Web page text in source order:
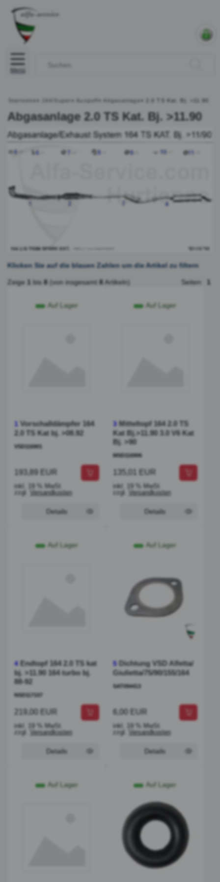
Menü
Startseite » 164/Super » Auspuff » Abgasanlage » 2.0 TS Kat. Bj. >11.90
Abgasanlage 2.0 TS Kat. Bj. >11.90
Klicken Sie auf die blauen Zahlen um die Artikel zu filtern
Zeige 1 bis 8 (von insgesamt 8 Artikeln) Seiten: 1
Auf Lager
1 Vorschalldämpfer 164
2.0 TS Kat bj. >08.92
VSD116901
193,89 EUR
inkl. 19 % MwSt.
zzgl.
Versandkosten
Details
Auf Lager
3Mitteltopf 164 2.0 TS
Kat Bj.>11.90 3.0 V6 Kat
Bj. >90
MSD116906
135,01 EUR
inkl. 19 % MwSt.
zzgl.
Versandkosten
Details
Auf Lager
4 Endtopf 164 2.0 TS kat
bj. >11.90 164 turbo bj.
88-92
NSD117107
219,00 EUR
inkl. 19 % MwSt.
zzgl.
Versandkosten
Details
Auf Lager
5Dichtung VSD Alfetta/
Giulietta/75/90/155/164
SAT094413
6,00 EUR
inkl. 19 % MwSt.
zzgl.
Versandkosten
Details
Auf Lager Auf Lager